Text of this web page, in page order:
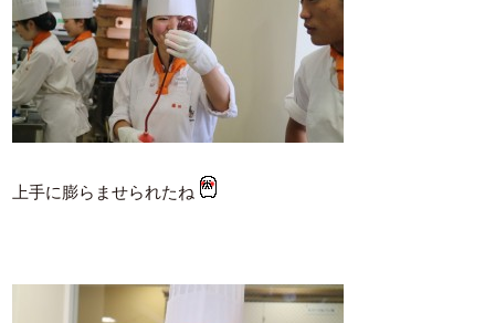
上手に膨らませられたね